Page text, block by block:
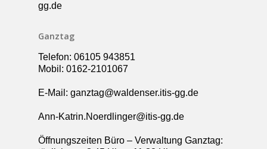
gg.de
Ganztag
Telefon: 06105 943851
Mobil: 0162-2101067
E-Mail: ganztag@waldenser.itis-gg.de
Ann-Katrin.Noerdlinger@itis-gg.de
Öffnungszeiten Büro – Verwaltung Ganztag: